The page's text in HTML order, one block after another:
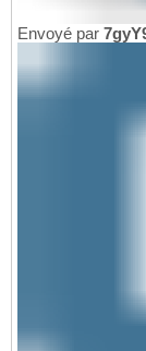
Envoyé par